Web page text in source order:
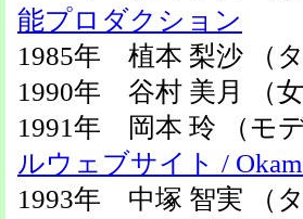
能プロダクション
1985年 植本 梨沙
1990年 谷村 美月 （
1991年 岡本 玲 （
ルウェブサイト /
1993年 中塚 智実